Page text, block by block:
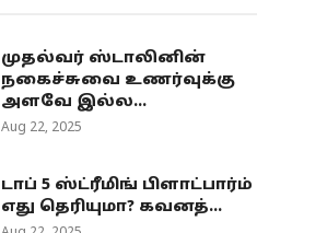
முதல்வர் ஸ்டாலினின்
நகைச்சுவை உணர்வுக்கு
அளவே இல்ல...
Aug 22, 2025
டாப் 5 ஸ்ட்ரீமிங் பிளாட்பார்ம்
எது தெரியுமா? கவனத்...